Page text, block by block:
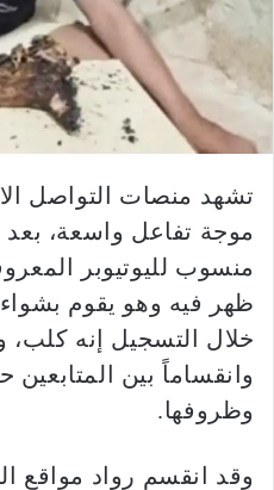
تشهد منصات التواصل
موجة تفاعل واسعة،
منسوب لليوتيوبر
ظهر فيه وهو يقوم
خلال التسجيل إنه كلب،
وانقساماً بين المتابعين
وظروفها.
وقد انقسم رواد مواقع